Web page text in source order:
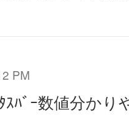
PM
ｽﾊﾞｰ数値分か